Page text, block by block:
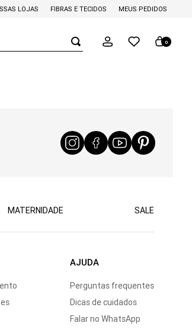
LOJAS FIBRAS E TECIDOS MEUS PEDIDOS
0
MATERNIDADE SALE
AJUDA
Perguntas frequentes
Dicas de cuidados
Falar no WhatsApp